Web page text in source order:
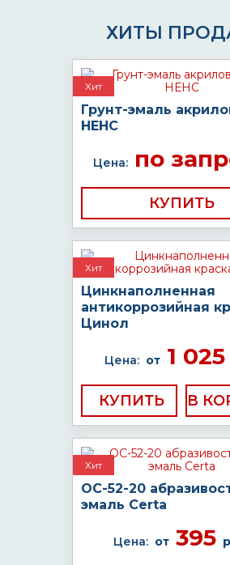
ХИТЫ
Хит
Грунт-эмаль
НЕНС
Цена:по
КУПИТЬ
Хит
Цинкнаполненная
антикоррозийная
Цинол
Цена: от1 025
КУПИТЬ
Хит
ОС-52-20
эмаль Certa
Цена: от395